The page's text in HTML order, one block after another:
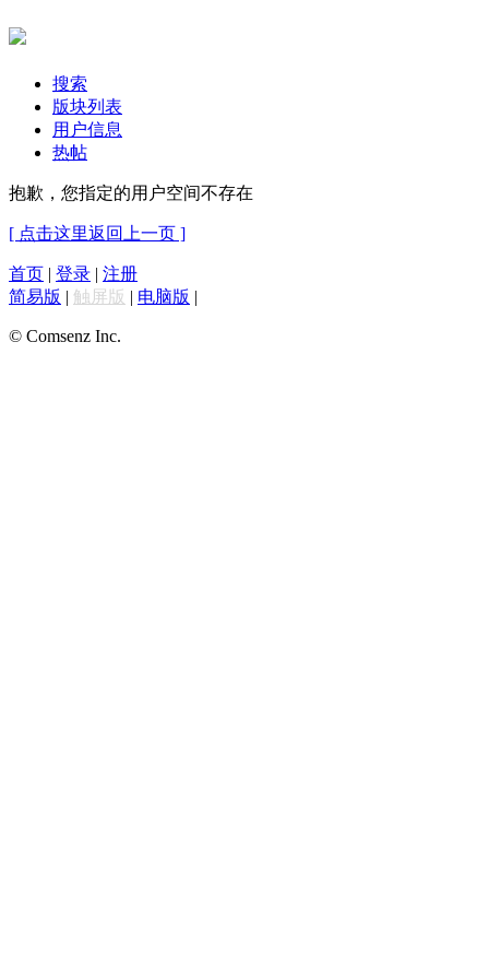
搜索
版块列表
用户信息
热帖
抱歉，您指定的用户空间不存在
[ 点击这里返回上一页 ]
首页 | 登录 | 注册
简易版 | 触屏版 | 电脑版 |
© Comsenz Inc.